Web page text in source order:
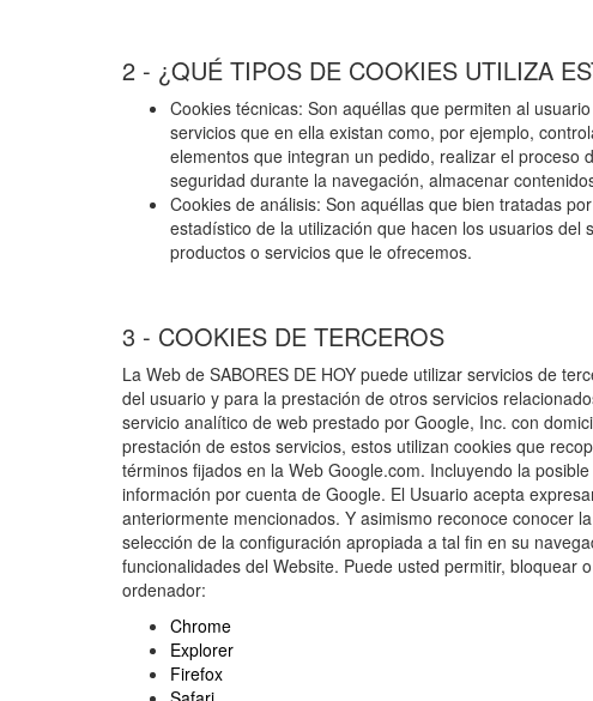
2 - ¿QUÉ TIPOS DE COOKIES UTILIZA
Cookies técnicas: Son aquéllas que permiten al
servicios que en ella existan como, por ejemplo,
elementos que integran un pedido, realizar el proceso
seguridad durante la navegación, almacenar
Cookies de análisis: Son aquéllas que bien tratadas
estadístico de la utilización que hacen los usuarios
productos o servicios que le ofrecemos.
3 - COOKIES DE TERCEROS
La Web de SABORES DE HOY puede utilizar servicios de
del usuario y para la prestación de otros servicios
servicio analítico de web prestado por Google, Inc. con
prestación de estos servicios, estos utilizan cookies que
términos fijados en la Web Google.com. Incluyendo la
información por cuenta de Google. El Usuario acepta
anteriormente mencionados. Y asimismo reconoce conocer
selección de la configuración apropiada a tal fin en su
funcionalidades del Website. Puede usted permitir, bloquear
ordenador:
Chrome
Explorer
Firefox